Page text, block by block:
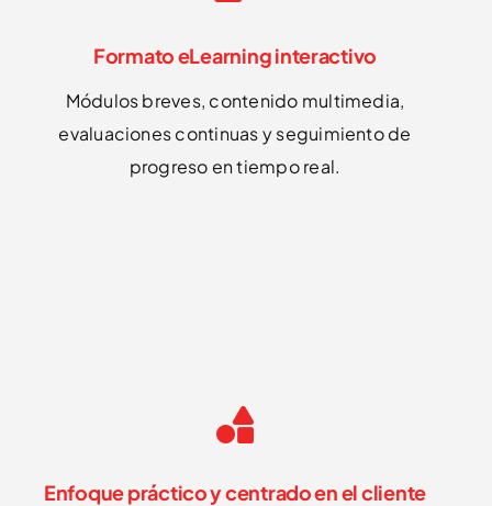
Formato eLearning interactivo
Módulos breves, contenido multimedia,
evaluaciones continuas y seguimiento de
progreso en tiempo real.
Enfoque práctico y centrado en el cliente